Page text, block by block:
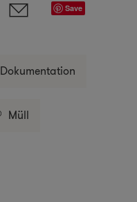
Save
Dokumentation
Müll